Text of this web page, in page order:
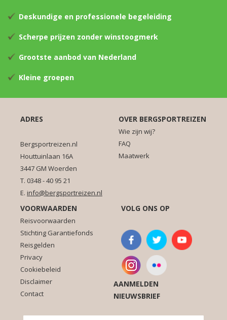
Deskundige en professionele begeleiding
Scherpe prijzen zonder winstoogmerk
Grootste aanbod van Nederland
Kleine groepen
ADRES
Bergsportreizen.nl
Houttuinlaan 16A
3447 GM Woerden
T. 0348 - 40 95 21
E. info@bergsportreizen.nl
OVER BERGSPORTREIZEN
Wie zijn wij?
FAQ
Maatwerk
VOORWAARDEN
Reisvoorwaarden
Stichting Garantiefonds
Reisgelden
Privacy
Cookiebeleid
Disclaimer
Contact
VOLG ONS OP
AANMELDEN
NIEUWSBRIEF